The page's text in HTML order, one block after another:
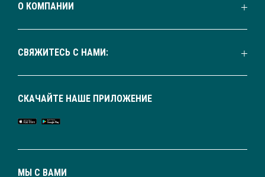
О КОМПАНИИ
СВЯЖИТЕСЬ С НАМИ:
МЫ С ВАМИ
СКАЧАЙТЕ НАШЕ ПРИЛОЖЕНИЕ